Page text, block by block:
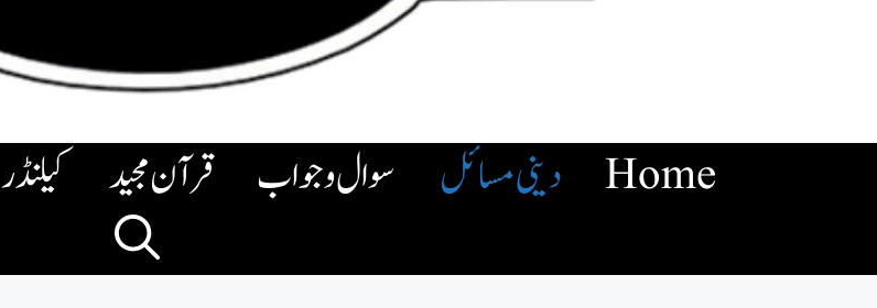
Home دینی مسائل سوال وجواب قرآن مجید کیلنڈر